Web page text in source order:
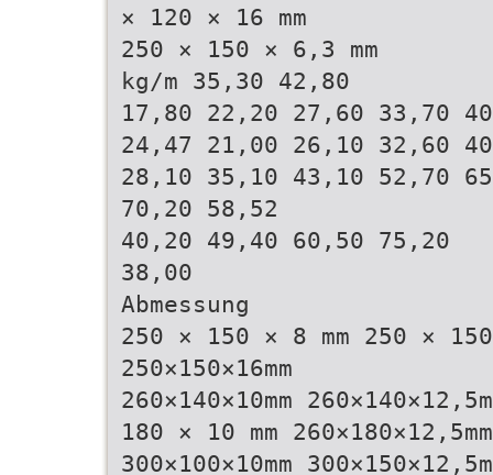
× 120 × 16 mm
250 × 150 × 6,3 mm
kg/m 35,30 42,80
17,80 22,20 27,60 33,70
24,47 21,00 26,10 32,60
28,10 35,10 43,10 52,70
70,20 58,52
40,20 49,40 60,50 75,20
38,00
Abmessung
250 × 150 × 8 mm 250 × 150
250×150×16mm
260×140×10mm
180 × 10 mm
300×100×10mm